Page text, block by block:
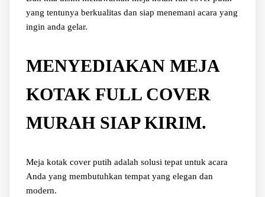
yang tentunya berkualitas dan siap menemani acara yang
ingin anda gelar.
MENYEDIAKAN MEJA
KOTAK FULL COVER
MURAH SIAP KIRIM.
Meja kotak cover putih adalah solusi tepat untuk acara
Anda yang membutuhkan tempat yang elegan dan
modern.